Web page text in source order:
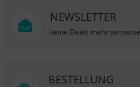
NEWSLETTER
keine Deals mehr
BESTELLUNG